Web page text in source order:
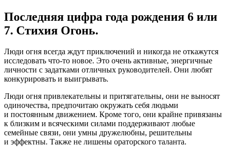
Последняя цифра года рождения 6 или
7. Стихия Огонь.
Люди огня всегда ждут приключений и никогда не откажутся
исследовать что-то новое. Это очень активные, энергичные
личности с задатками отличных руководителей. Они любят
конкурировать и выигрывать.
Люди огня привлекательны и притягательны, они не выносят
одиночества, предпочитаю окружать себя людьми
и постоянным движением. Кроме того, они крайне привязаны
к близким и всяческими силами поддерживают любые
семейные связи, они умны дружелюбны, решительны
и эффектны. Также не лишены ораторского таланта.